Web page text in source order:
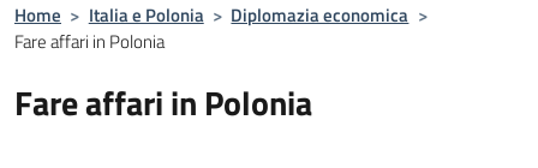
Home > Italia e Polonia > Diplomazia economica >
Fare affari in Polonia
Fare affari in Polonia